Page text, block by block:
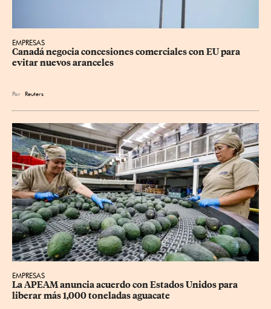
EMPRESAS
Canadá negocia concesiones comerciales con EU para
evitar nuevos aranceles
Por Reuters
EMPRESAS
La APEAM anuncia acuerdo con Estados Unidos para
liberar más 1,000 toneladas aguacate